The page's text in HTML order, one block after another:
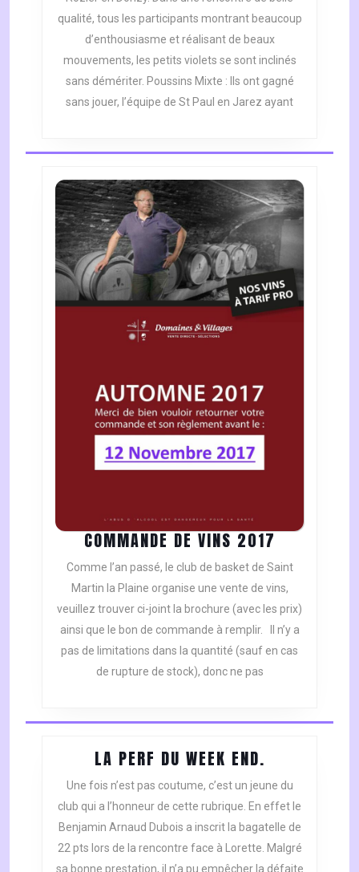
À
L’HONNEUR
:
C’EST
LA
SEULE
AVOIR
REMPORTÉ
LA
VICTOIRE.
qualité, tous les participants montrant beaucoup
d’enthousiasme et réalisant de beaux
mouvements, les petits violets se sont inclinés
sans démériter. Poussins Mixte : Ils ont gagné
sans jouer, l’équipe de St Paul en Jarez ayant
COMMANDE DE VINS 2017COMMANDE
DE
VINS
2017
Comme l’an passé, le club de basket de Saint
Martin la Plaine organise une vente de vins,
veuillez trouver ci-joint la brochure (avec les prix)
ainsi que le bon de commande à remplir. Il n’y a
pas de limitations dans la quantité (sauf en cas
de rupture de stock), donc ne pas
LA PERF DU WEEK END.
PERF
DU
WEEK
END.
Une fois n’est pas coutume, c’est un jeune du
club qui a l’honneur de cette rubrique. En effet le
Benjamin Arnaud Dubois a inscrit la bagatelle de
22 pts lors de la rencontre face à Lorette. Malgré
sa bonne prestation, il n’a pu empêcher la défaite